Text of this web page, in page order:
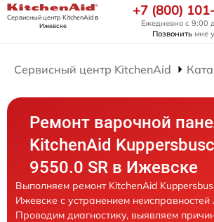
Сервисный центр KitchenAidв
Ижевске
+7 (800)
Ежедневно с 9:00
Позвонить мне
Сервисный центр KitchenAid
Ремонт варочной
KitchenAid
9550.0 SR в Ижевске
Выполняем ремонт KitchenAid
Ижевске с устранением
Проводим диагностику, выявляем